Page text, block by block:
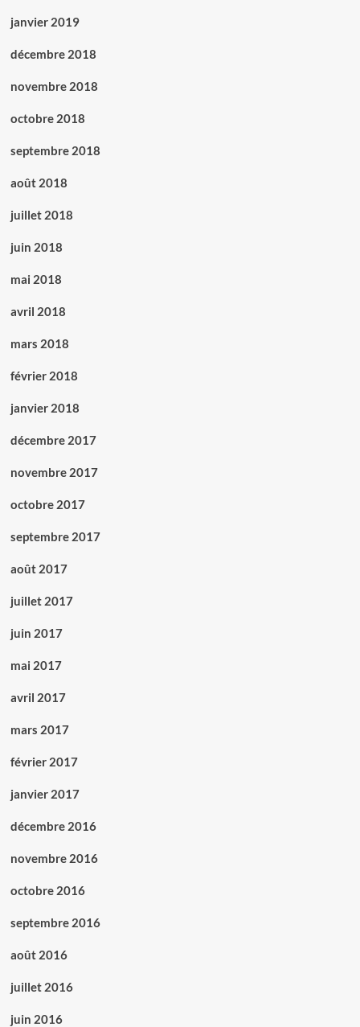
janvier 2019
décembre 2018
novembre 2018
octobre 2018
septembre 2018
août 2018
juillet 2018
juin 2018
mai 2018
avril 2018
mars 2018
février 2018
janvier 2018
décembre 2017
novembre 2017
octobre 2017
septembre 2017
août 2017
juillet 2017
juin 2017
mai 2017
avril 2017
mars 2017
février 2017
janvier 2017
décembre 2016
novembre 2016
octobre 2016
septembre 2016
août 2016
juillet 2016
juin 2016